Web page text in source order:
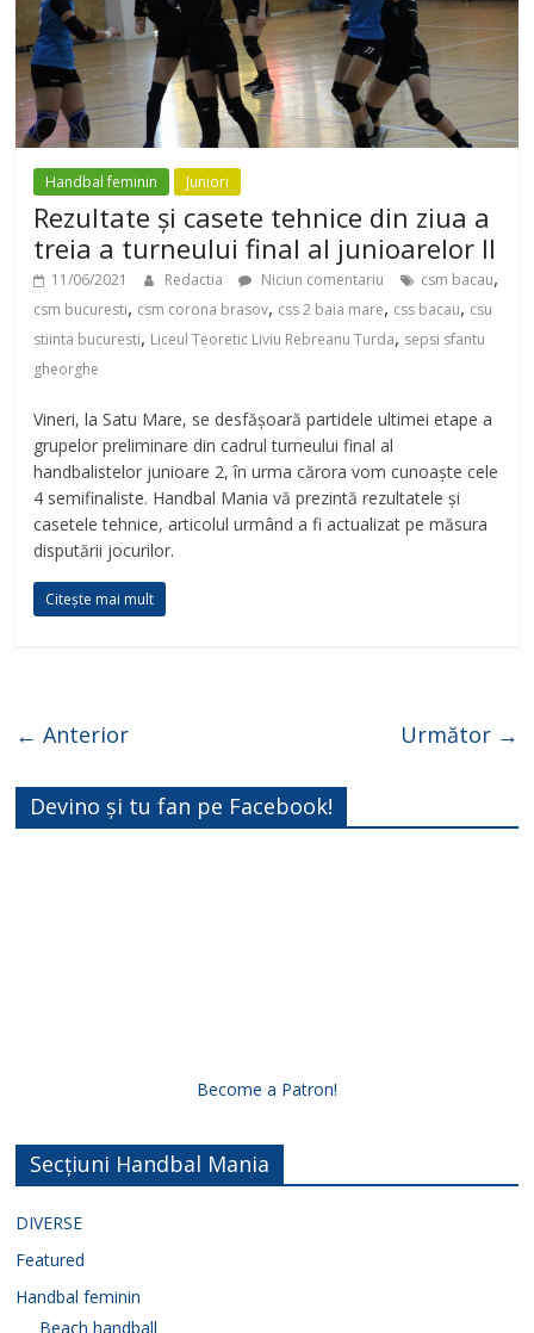
Handbal feminin Juniori
Rezultate și casete tehnice din ziua a
treia a turneului final al junioarelor II
11/06/2021 Redactia Niciun comentariu csm bacau,
csm bucuresti, csm corona brasov, css 2 baia mare, css bacau, csu
stiinta bucuresti, Liceul Teoretic Liviu Rebreanu Turda, sepsi sfantu
gheorghe
Vineri, la Satu Mare, se desfășoară partidele ultimei etape a
grupelor preliminare din cadrul turneului final al
handbalistelor junioare 2, în urma cărora vom cunoaște cele
4 semifinaliste. Handbal Mania vă prezintă rezultatele și
casetele tehnice, articolul urmând a fi actualizat pe măsura
disputării jocurilor.
Citește mai mult
← Anterior Următor →
Devino și tu fan pe Facebook!
Become a Patron!
Secțiuni Handbal Mania
DIVERSE
Featured
Handbal feminin
Beach handball